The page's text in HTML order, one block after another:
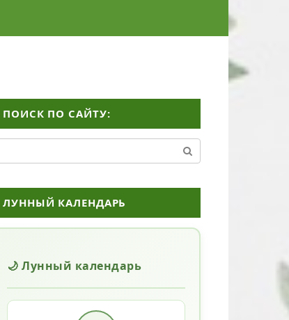
ПОИСК ПО САЙТУ:
ЛУННЫЙ КАЛЕНДАРЬ
🌙 Лунный календарь